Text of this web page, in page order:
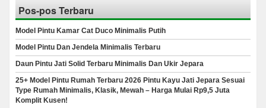
Pos-pos Terbaru
Model Pintu Kamar Cat Duco Minimalis Putih
Model Pintu Dan Jendela Minimalis Terbaru
Daun Pintu Jati Solid Terbaru Minimalis Dan Ukir Jepara
25+ Model Pintu Rumah Terbaru 2026 Pintu Kayu Jati Jepara Sesuai
Type Rumah Minimalis, Klasik, Mewah – Harga Mulai Rp9,5 Juta
Komplit Kusen!